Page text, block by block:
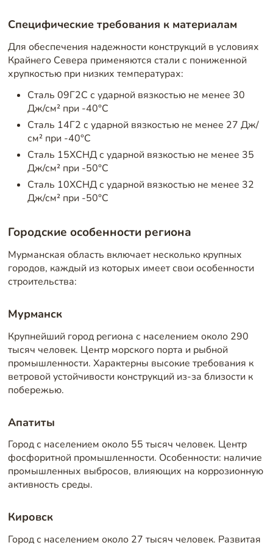
Специфические требования к материалам
Для обеспечения надежности конструкций в условиях
Крайнего Севера применяются стали с пониженной
хрупкостью при низких температурах:
Сталь 09Г2С с ударной вязкостью не менее 30
Дж/см² при -40°C
Сталь 14Г2 с ударной вязкостью не менее 27 Дж/
см² при -40°C
Сталь 15ХСНД с ударной вязкостью не менее 35
Дж/см² при -50°C
Сталь 10ХСНД с ударной вязкостью не менее 32
Дж/см² при -50°C
Городские особенности региона
Мурманская область включает несколько крупных
городов, каждый из которых имеет свои особенности
строительства:
Мурманск
Крупнейший город региона с населением около 290
тысяч человек. Центр морского порта и рыбной
промышленности. Характерны высокие требования к
ветровой устойчивости конструкций из-за близости к
побережью.
Апатиты
Город с населением около 55 тысяч человек. Центр
фосфоритной промышленности. Особенности: наличие
промышленных выбросов, влияющих на коррозионную
активность среды.
Кировск
Город с населением около 27 тысяч человек. Развитая